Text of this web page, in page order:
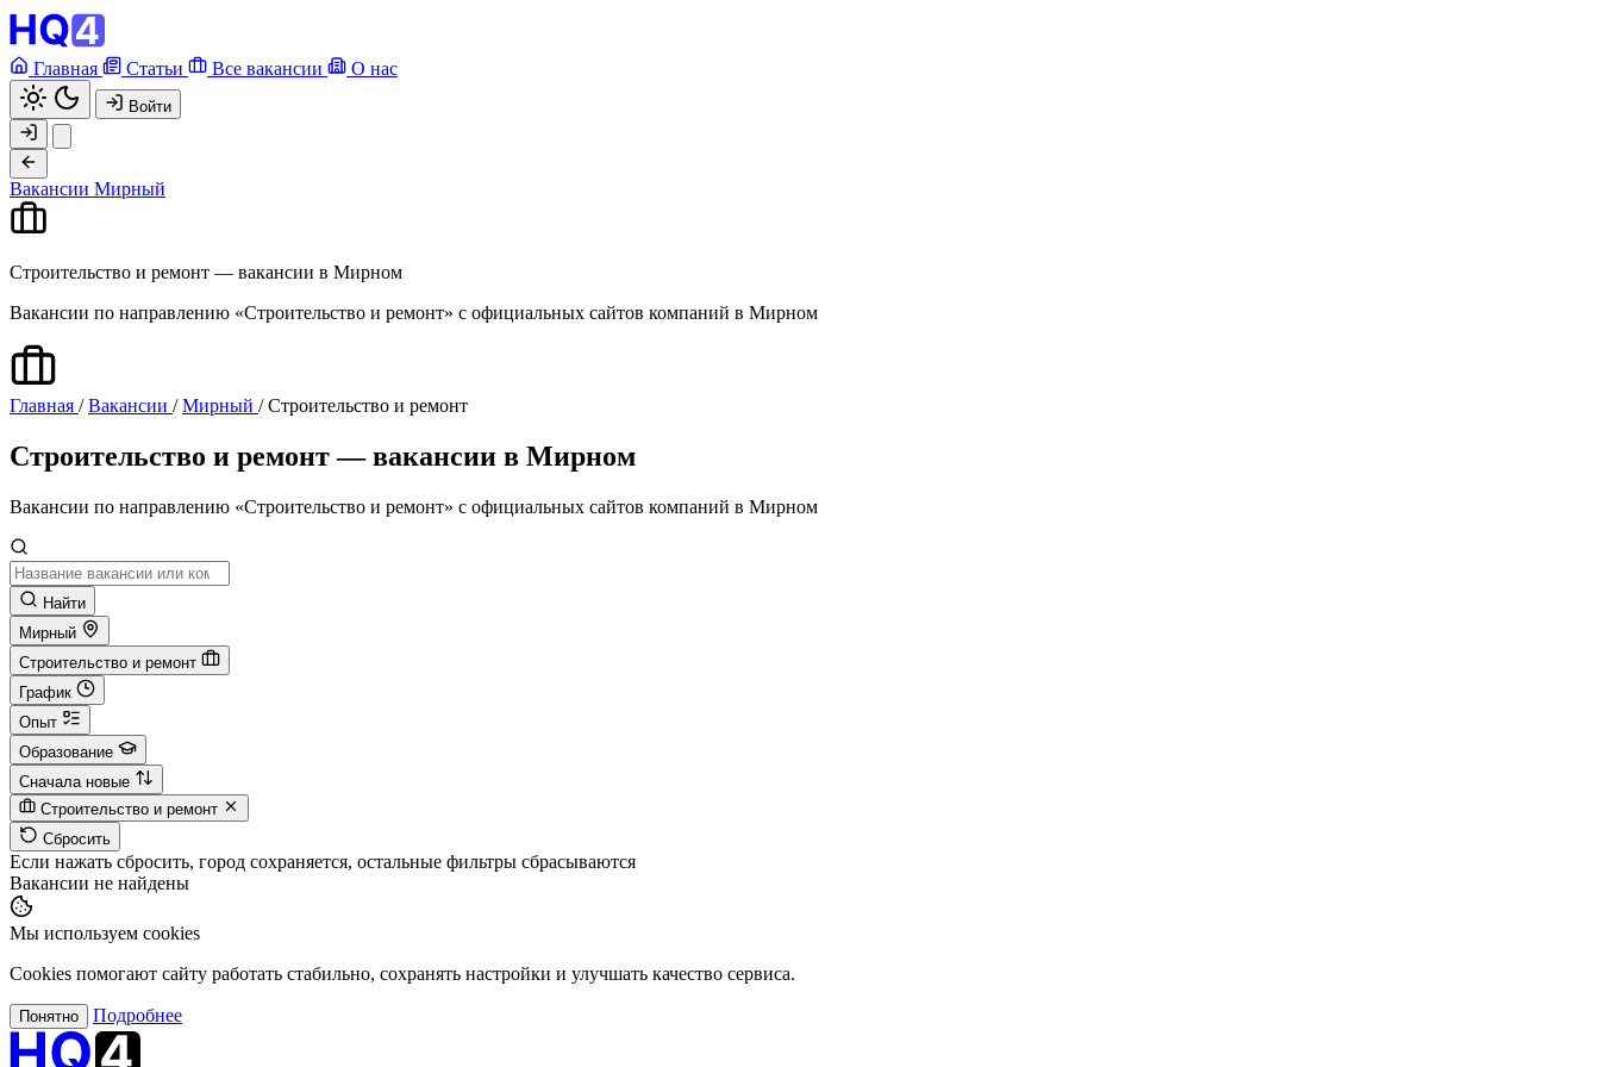
Главная Статьи Все вакансии О нас
Войти
Вакансии Мирный
Строительство и ремонт — вакансии в Мирном
Вакансии по направлению «Строительство и ремонт» с официальных сайтов компаний в Мирном
Главная / Вакансии / Мирный / Строительство и ремонт
Строительство и ремонт — вакансии в Мирном
Вакансии по направлению «Строительство и ремонт» с официальных сайтов компаний в Мирном
Найти
Мирный
Строительство и ремонт
График
Опыт
Образование
Сначала новые
Строительство и ремонт
Сбросить
Если нажать сбросить, город сохраняется, остальные фильтры сбрасываются
Вакансии не найдены
Мы используем cookies
Cookies помогают сайту работать стабильно, сохранять настройки и улучшать качество сервиса.
Понятно Подробнее